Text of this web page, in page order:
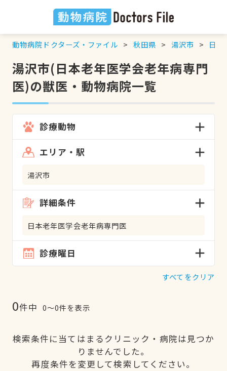
動物病院ドクターズ・ファイル 秋田県 湯沢市 日本
湯沢市(日本老年医学会老年病専門
医)の獣医・動物病院一覧
診療動物
エリア・駅
湯沢市
詳細条件
日本老年医学会老年病専門医
診療曜日
すべてをクリア
0件中 0〜0件を表示
検索条件に当てはまるクリニック・病院は見つか
りませんでした。
再度条件を変更して検索してください。